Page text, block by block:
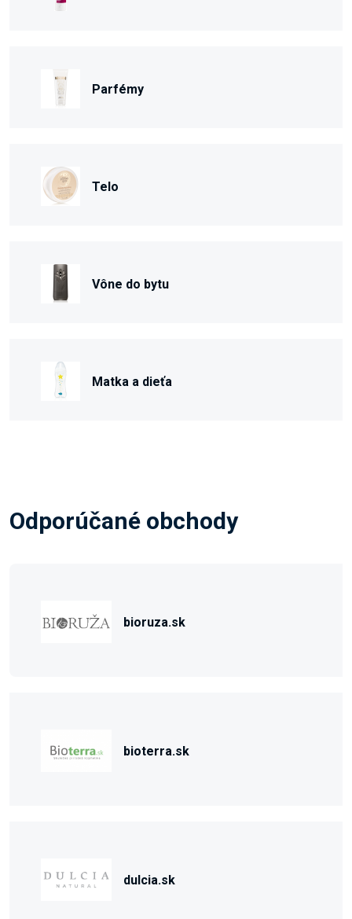
Parfémy
Telo
Vône do bytu
Matka a dieťa
Odporúčané obchody
bioruza.sk
bioterra.sk
dulcia.sk